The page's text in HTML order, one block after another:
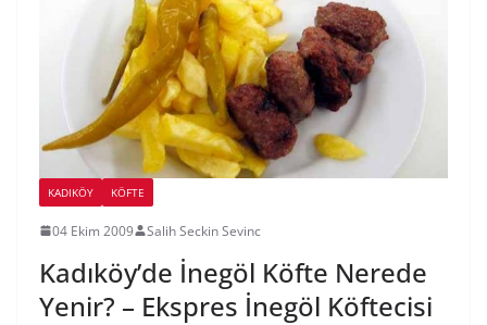
KADIKÖY KÖFTE
04 Ekim 2009 Salih Seckin Sevinc
Kadıköy’de İnegöl Köfte Nerede
Yenir? – Ekspres İnegöl Köftecisi